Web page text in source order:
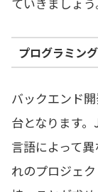
プログラミン
バックエンド
台となります
言語によって
れのプロジェ